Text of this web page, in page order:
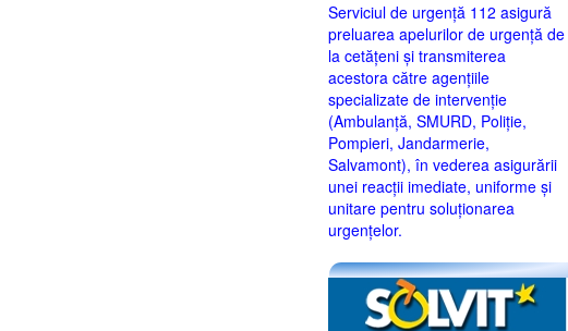
Serviciul de urgență 112 asigură
preluarea apelurilor de urgență de
la cetățeni și transmiterea
acestora către agențiile
specializate de intervenție
(Ambulanță, SMURD, Poliție,
Pompieri, Jandarmerie,
Salvamont), în vederea asigurării
unei reacții imediate, uniforme și
unitare pentru soluționarea
urgențelor.